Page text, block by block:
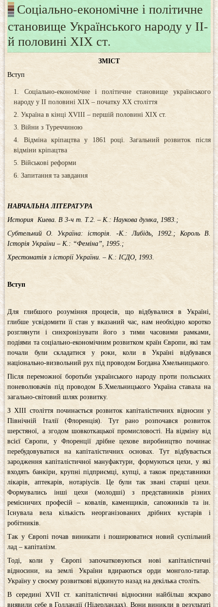
Соціально-економічне і політичне
становище Українського народу у ІІ-
й половині ХІХ ст.
ЗМІСТ
Вступ
Соціально-економічне і політичне становище українського
народу у ІІ половині ХІХ – початку ХХ століття
Україна в кінці XVIII – першій половині XIX ст.
Війни з Туреччиною
Відміна кріпацтва у 1861 році. Загальний розвиток після
відміни кріпацтва
Військові реформи
Запитання та завдання
НАВЧАЛЬНА ЛІТЕРАТУРА
История Киева. В 3-ч т. Т.2. – К.: Наукова думка, 1983.;
Субтельний О. Україна: історія. -К.: Либідь, 1992.; Король В.
Історія України – К.: “Феміна”, 1995.;
Хрестоматія з історії України. – К.: ІСДО, 1993.
Вступ
Для глибшого розуміння процесів, що відбувалися в Україні,
глибше усвідомити її стан у вказаний час, нам необхідно коротко
розглянути і синхронізувати його з тими часовими рамками,
подіями та соціально-економічним розвитком країн Європи, які там
почали були складатися у роки, коли в Україні відбувався
національно-визвольний рух під проводом Богдана Хмельницького.
Після переможної боротьби українського народу проти польських
поневолювачів під проводом Б.Хмельницького Україна ставала на
загально-світовий шлях розвитку.
З XIII століття починається розвиток капіталістичних відносин у
Північній Італії (Флоренція). Тут рано розпочався розвиток
шерстяної, а згодом шовкоткацької промисловості. На відміну від
всієї Європи, у Флоренції дрібне цехове виробництво починає
перебудовуватися на капіталістичних основах. Тут відбувається
зародження капіталістичної мануфактури, формуються цехи, у які
входять банкіри, крупні підприємці, купці, а також представники
лікарів, аптекарів, нотаріусів. Це були так звані старші цехи.
Формувались інші цехи (молодші) з представників різних
ремісничих професій – ковалів, каменщиків, сапожників та ін.
Існувала вела кількість неорганізованих дрібних кустарів і
робітників.
Так у Європі почав виникати і поширюватися новий суспільний
лад – капіталізм.
Тоді, коли у Європі започатковуються нові капіталістичні
відносини, на землі України вдираються орди монголо-татар.
Україну у своєму розвиткові відкинуто назад на декілька століть.
В середині XVІI ст. капіталістичні відносини найбільш яскраво
виявили себе в Голландії (Нідерландах). Вони виникли в результаті